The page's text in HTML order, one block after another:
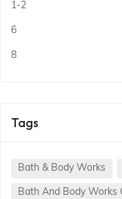
1-2
6
8
Tags
Bath & Body Works
Bath And Body Works